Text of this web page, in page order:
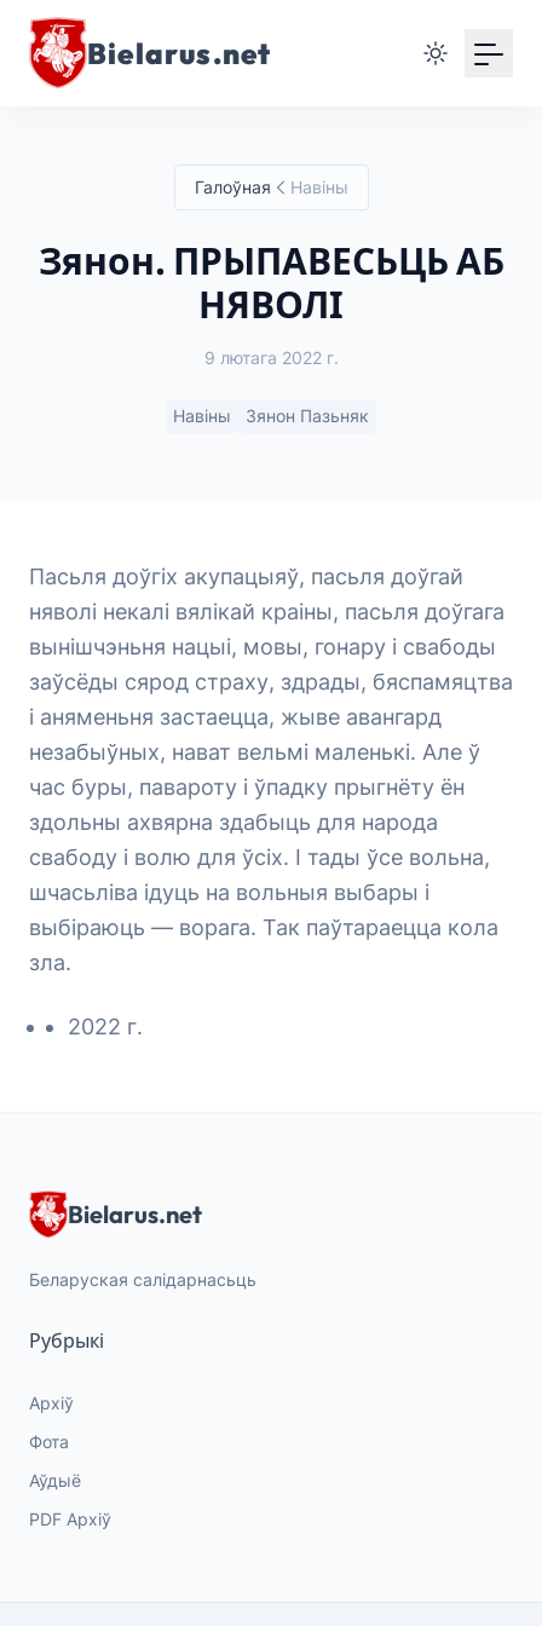
Bielarus.net
Галоўная Навіны
Зянон. ПРЫПАВЕСЬЦЬ АБ
НЯВОЛІ
9 лютага 2022 г.
Навіны Зянон Пазьняк
Пасьля доўгіх акупацыяў, пасьля доўгай
няволі некалі вялікай краіны, пасьля доўгага
вынішчэньня нацыі, мовы, гонару і свабоды
заўсёды сярод страху, здрады, бяспамяцтва
і аняменьня застаецца, жыве авангард
незабыўных, нават вельмі маленькі. Але ў
час буры, павароту і ўпадку прыгнёту ён
здольны ахвярна здабыць для народа
свабоду і волю для ўсіх. І тады ўсе вольна,
шчасьліва ідуць на вольныя выбары і
выбіраюць — ворага. Так паўтараецца кола
зла.
2022 г.
Bielarus.net
Беларуская салідарнасьць
Рубрыкі
Архіў
Фота
Аўдыё
PDF Архіў